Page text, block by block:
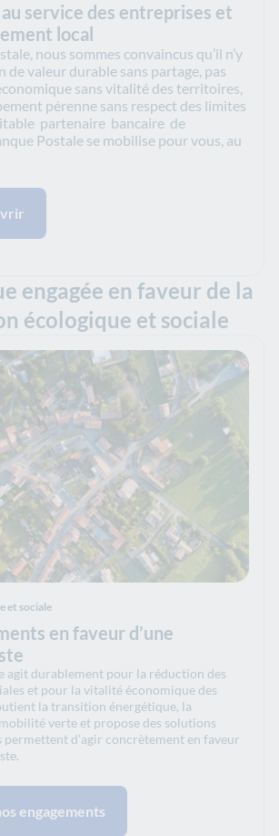
service des entreprises et
local
nous sommes convaincus qu’il n’y
de valeur durable sans partage, pas
sans vitalité des territoires,
pérenne sans respect des limites
partenaire bancaire de
Postale se mobilise pour vous, au
engagée en faveur de la
écologique et sociale
en faveur d’une
et sociale
agit durablement pour la réduction des
et pour la vitalité économique des
la transition énergétique, la
verte et propose des solutions
permettent d’agir concrètement en faveur
engagements